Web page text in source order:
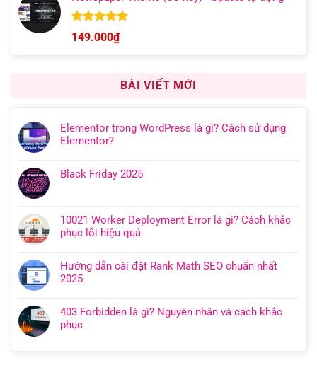
Được xếp
hạng4.92
149.000₫
BÀI VIẾT MỚI
Elementor trong WordPress là gì? Cách sử dụng
Elementor?
Black Friday 2025
10021 Worker Deployment Error là gì? Cách khắc
phục lỗi hiệu quả
Hướng dẫn cài đặt Rank Math SEO chuẩn nhất
2025
403 Forbidden là gì? Nguyên nhân và cách khắc
phục